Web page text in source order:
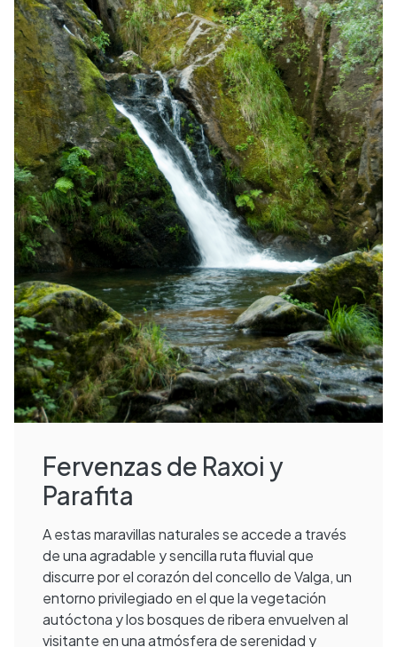
Fervenzas de Raxoi y
Parafita
A estas maravillas naturales se accede a través
de una agradable y sencilla ruta fluvial que
discurre por el corazón del concello de Valga, un
entorno privilegiado en el que la vegetación
autóctona y los bosques de ribera envuelven al
visitante en una atmósfera de serenidad y